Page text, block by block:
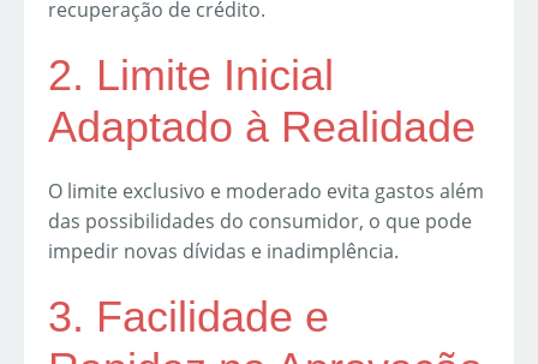
recuperação de crédito.
2. Limite Inicial
Adaptado à Realidade
O limite exclusivo e moderado evita gastos além
das possibilidades do consumidor, o que pode
impedir novas dívidas e inadimplência.
3. Facilidade e